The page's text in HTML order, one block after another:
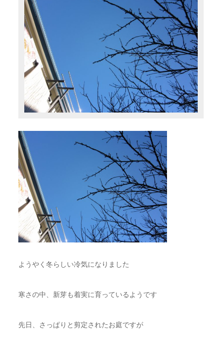
ようやく冬らしい冷気になりました
寒さの中、新芽も着実に育っているようです
先日、さっぱりと剪定されたお庭ですが